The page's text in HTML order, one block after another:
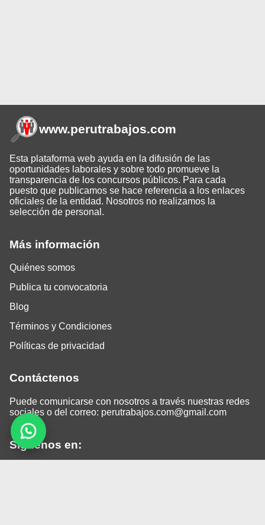
Más información
Quiénes somos
Publica tu convocatoria
Blog
Términos y Condiciones
Políticas de privacidad
Contáctenos
Puede comunicarse con nosotros a través nuestras redes
sociales o del correo: perutrabajos.com@gmail.com
Siguenos en:
www.perutrabajos.com
Esta plataforma web ayuda en la difusión de las
oportunidades laborales y sobre todo promueve la
transparencia de los concursos públicos. Para cada
puesto que publicamos se hace referencia a los enlaces
oficiales de la entidad. Nosotros no realizamos la
selección de personal.